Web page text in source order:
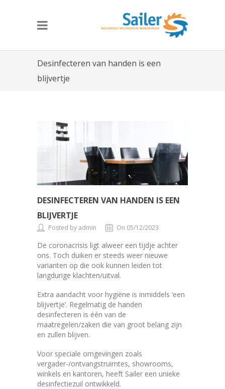
Desinfecteren van handen is een
blijvertje
DESINFECTEREN VAN HANDEN IS EEN
BLIJVERTJE
Posted by admin On 05/12/2023
De coronacrisis ligt alweer een tijdje achter
ons. Toch duiken er steeds weer nieuwe
varianten op die ook kunnen leiden tot
langdurige klachten/uitval.
Extra aandacht voor hygiëne is inmiddels ‘een
blijvertje’. Regelmatig de handen
desinfecteren is één van de
maatregelen/zaken die van groot belang zijn
en zullen blijven.
Voor speciale omgevingen zoals
vergader-/ontvangstruimtes, showrooms,
winkels en kantoren, heeft Sailer een unieke
desinfectiezuil ontwikkeld.